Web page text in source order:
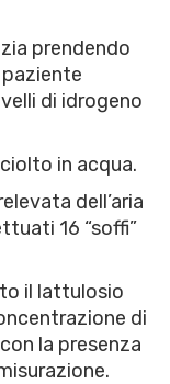
prendendo
paziente
di idrogeno
in acqua.
dell’aria
16 “soffi”
il lattulosio
di
la presenza